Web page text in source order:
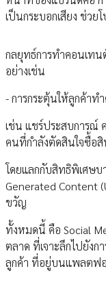
เป็นกระบอกเสียง ช่ว
กลยุทธ์การทำคอนเท
อย่างเช่น
- การกระตุ้นให้ลูกค้าท
เช่น แชร์ประสบการณ์
คนที่กำลังตัดสินใจซื้อสิ
โดยแลกกับสิทธิพิเศษ
Generated Content
ขวัญ
ทั้งหมดนี้ คือ Social
ตลาด ที่เจาะลึกไปยัง
ลูกค้า ที่อยู่บนแพลตฟอ